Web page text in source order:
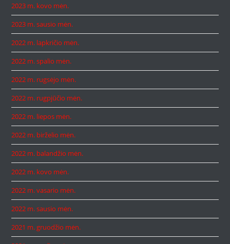
2023 m. kovo mėn.
2023 m. sausio mėn.
2022 m. lapkričio mėn.
2022 m. spalio mėn.
2022 m. rugsėjo mėn.
2022 m. rugpjūčio mėn.
2022 m. liepos mėn.
2022 m. birželio mėn.
2022 m. balandžio mėn.
2022 m. kovo mėn.
2022 m. vasario mėn.
2022 m. sausio mėn.
2021 m. gruodžio mėn.